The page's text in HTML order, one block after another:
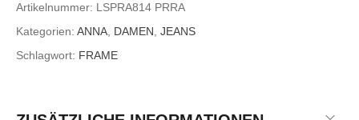
Artikelnummer: LSPRA814 PRRA
Kategorien: ANNA DAMEN JEANS
Schlagwort: FRAME